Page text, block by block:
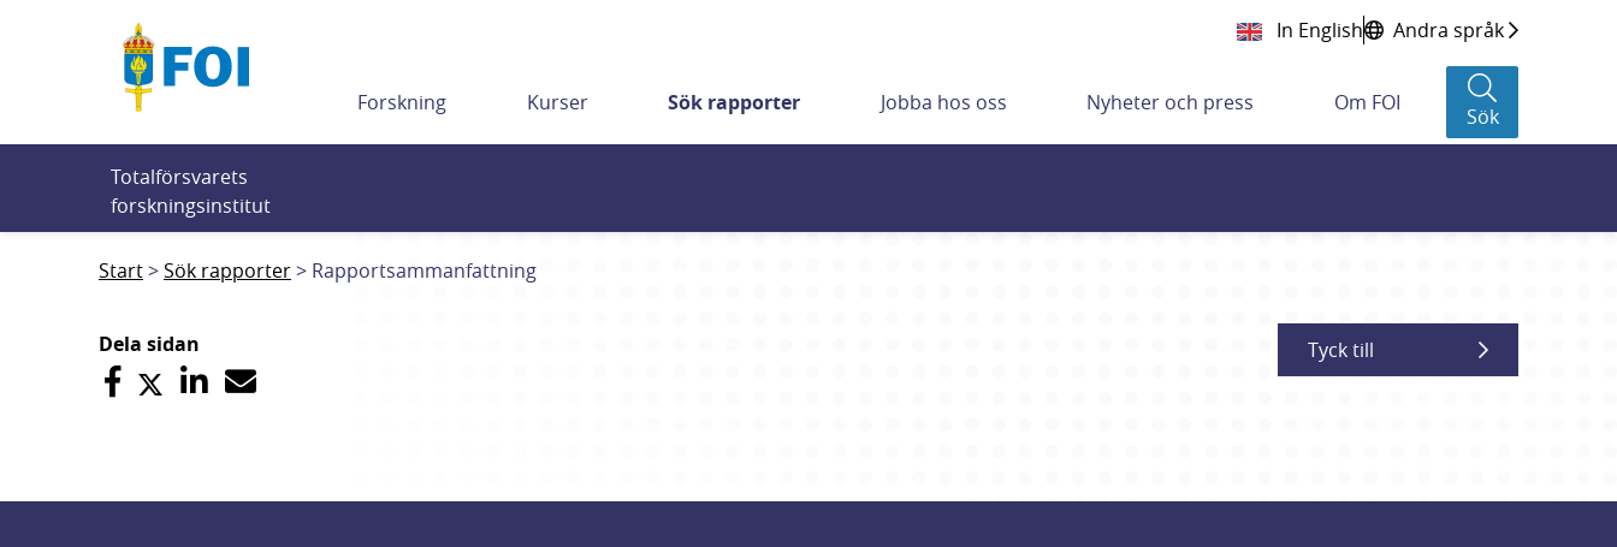
In English Andra språk
Forskning Kurser Sök rapporter Jobba hos oss Nyheter och press Om FOI
Sök
Totalförsvarets
forskningsinstitut
Start Sök rapporter Rapportsammanfattning
Dela sidan Tyck till